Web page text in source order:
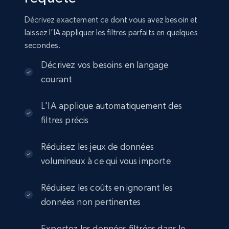
info, Stars, Feedbacks, Return policy, and more.
eCommerce
2.5K+
URL, Product id, Title, Seller name, Seller rating,
Seller reviews, Breadcrumbs, Root category, and
eCommerce
Décrivez exactement ce dont vous avez besoin et
laissez l’IA appliquer les filtres parfaits en quelques
secondes.
Décrivez vos besoins en langage
courant
L'IA applique automatiquement des
filtres précis
Réduisez les jeux de données
volumineux à ce qui vous importe
Réduisez les coûts en ignorant les
données non pertinentes